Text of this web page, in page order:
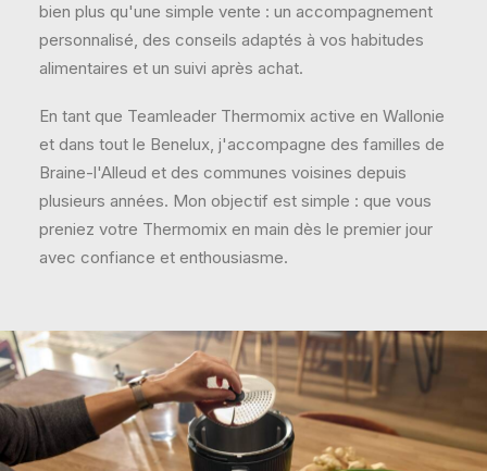
bien plus qu'une simple vente : un accompagnement
personnalisé, des conseils adaptés à vos habitudes
alimentaires et un suivi après achat.
En tant que Teamleader Thermomix active en Wallonie
et dans tout le Benelux, j'accompagne des familles de
Braine-l'Alleud et des communes voisines depuis
plusieurs années. Mon objectif est simple : que vous
preniez votre Thermomix en main dès le premier jour
avec confiance et enthousiasme.